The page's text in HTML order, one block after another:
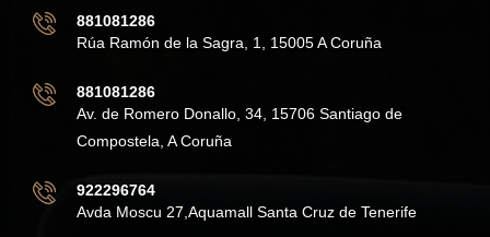
881081286
Rúa Ramón de la Sagra, 1, 15005 A Coruña
881081286
Av. de Romero Donallo, 34, 15706 Santiago de
Compostela, A Coruña
922296764
Avda Moscu 27,Aquamall Santa Cruz de Tenerife